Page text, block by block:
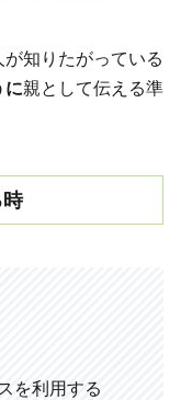
知りたがっている
に親として伝える準
を利用する